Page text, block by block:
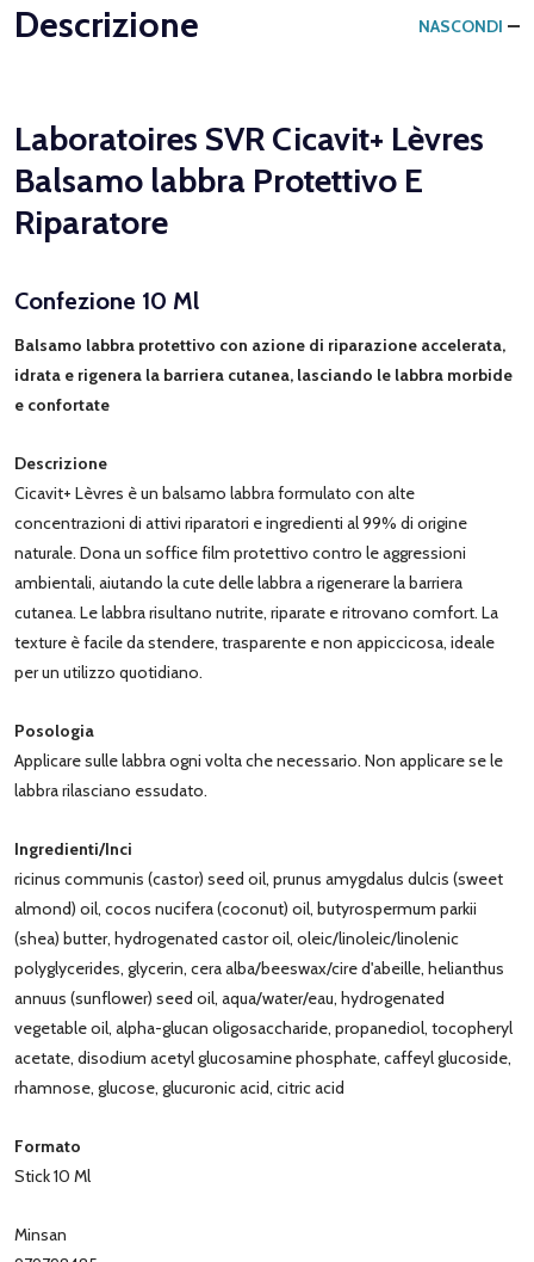
Descrizione NASCONDI
Laboratoires SVR Cicavit+ Lèvres
Balsamo labbra Protettivo E
Riparatore
Confezione 10 Ml
Balsamo labbra protettivo con azione di riparazione accelerata,
idrata e rigenera la barriera cutanea, lasciando le labbra morbide
e confortate
Descrizione
Cicavit+ Lèvres è un balsamo labbra formulato con alte
concentrazioni di attivi riparatori e ingredienti al 99% di origine
naturale. Dona un soffice film protettivo contro le aggressioni
ambientali, aiutando la cute delle labbra a rigenerare la barriera
cutanea. Le labbra risultano nutrite, riparate e ritrovano comfort. La
texture è facile da stendere, trasparente e non appiccicosa, ideale
per un utilizzo quotidiano.
Posologia
Applicare sulle labbra ogni volta che necessario. Non applicare se le
labbra rilasciano essudato.
Ingredienti/Inci
ricinus communis (castor) seed oil, prunus amygdalus dulcis (sweet
almond) oil, cocos nucifera (coconut) oil, butyrospermum parkii
(shea) butter, hydrogenated castor oil, oleic/linoleic/linolenic
polyglycerides, glycerin, cera alba/beeswax/cire d'abeille, helianthus
annuus (sunflower) seed oil, aqua/water/eau, hydrogenated
vegetable oil, alpha-glucan oligosaccharide, propanediol, tocopheryl
acetate, disodium acetyl glucosamine phosphate, caffeyl glucoside,
rhamnose, glucose, glucuronic acid, citric acid
Formato
Stick 10 Ml
Minsan